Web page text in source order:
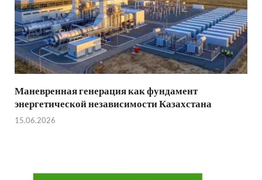
Маневренная генерация как фундамент
энергетической независимости Казахстана
15.06.2026